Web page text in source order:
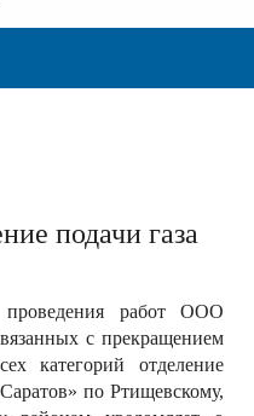
подачи газа
работ ООО
с прекращением
категорий отделение
по Ртищевскому,